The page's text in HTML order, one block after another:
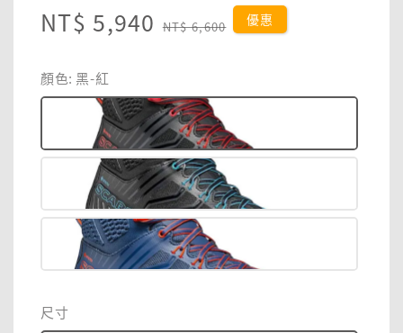
Sale
NT$ 5,940 Regular
NT$ 6,600 優惠
顏色: 黑-紅
尺寸